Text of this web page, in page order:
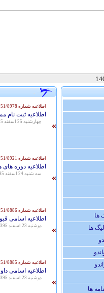
.
اطلاعیه شماره 251/8978
اطلاعیه ثبت نام
چهارشنبه 25 اسفند 1395 - 17:19 »
اطلاعیه شماره 251/8921
اطلاعیه دوره های
سه شنبه 24 اسفند 1395 - 12:22 »
اطلاعیه شماره 251/8886
اطلاعیه اسامی
دوشنبه 23 اسفند 1395 - 12:39 »
اطلاعیه شماره 251/8885
اطلاعیه اسامی
دوشنبه 23 اسفند 1395 - 12:37 »
ها
ها
ها